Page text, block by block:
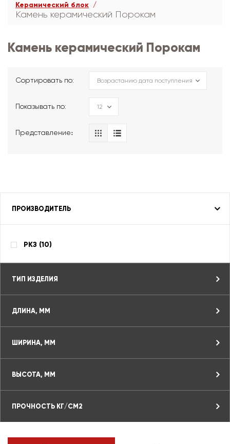
Керамический блок
Камень керамический Порокам
Камень керамический Порокам
Сортировать по:
Показывать по:
Представление։
ПРОИЗВОДИТЕЛЬ
РКЗ (10)
ТИП ИЗДЕЛИЯ
ДЛИНА, ММ
ШИРИНА, ММ
ВЫСОТА, ММ
ПРОЧНОСТЬ КГ/СМ2